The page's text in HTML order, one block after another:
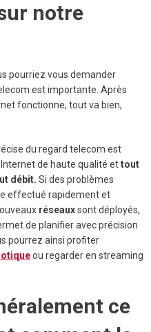
notre
pourriez vous demander
est importante. Après
fonctionne, tout va bien,
du regard telecom est
de haute qualité ettout
débit. Si des problèmes
effectué rapidement et
réseauxsont déployés,
de planifier avec précision
pourrez ainsi profiter
ou regarder en streaming
ce